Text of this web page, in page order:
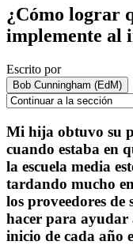
¿Cómo lograr
implemente al
Escrito por
Bob Cunningham (EdM)
Mi hija obtuvo su
cuando estaba en
la escuela media
tardando mucho
los proveedores
hacer para ayudar
inicio de cada año